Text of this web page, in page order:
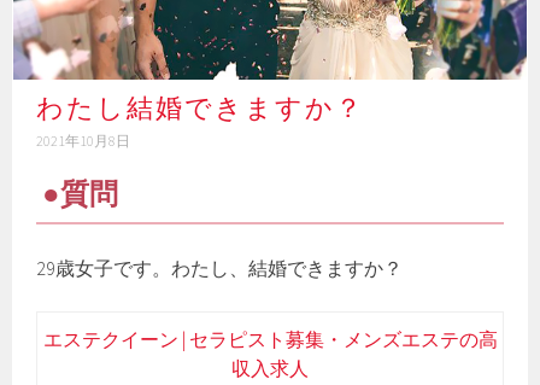
わたし結婚できますか？
2021年10月8日
●質問
29歳女子です。わたし、結婚できますか？
エステクイーン | セラピスト募集・メンズエステの高
収入求人